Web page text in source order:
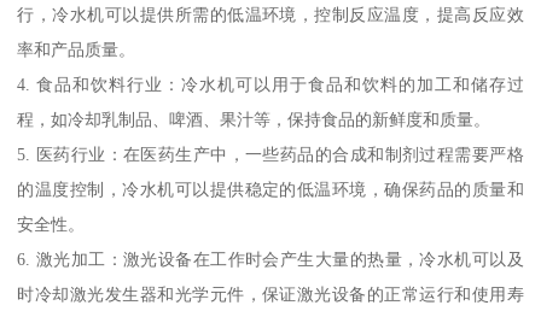
行，冷水机可以提供所需的低温环境，控制反应温度，提高反应效
率和产品质量。
4. 食品和饮料行业：冷水机可以用于食品和饮料的加工和储存过
程，如冷却乳制品、啤酒、果汁等，保持食品的新鲜度和质量。
5. 医药行业：在医药生产中，一些药品的合成和制剂过程需要严格
的温度控制，冷水机可以提供稳定的低温环境，确保药品的质量和
安全性。
6. 激光加工：激光设备在工作时会产生大量的热量，冷水机可以及
时冷却激光发生器和光学元件，保证激光设备的正常运行和使用寿